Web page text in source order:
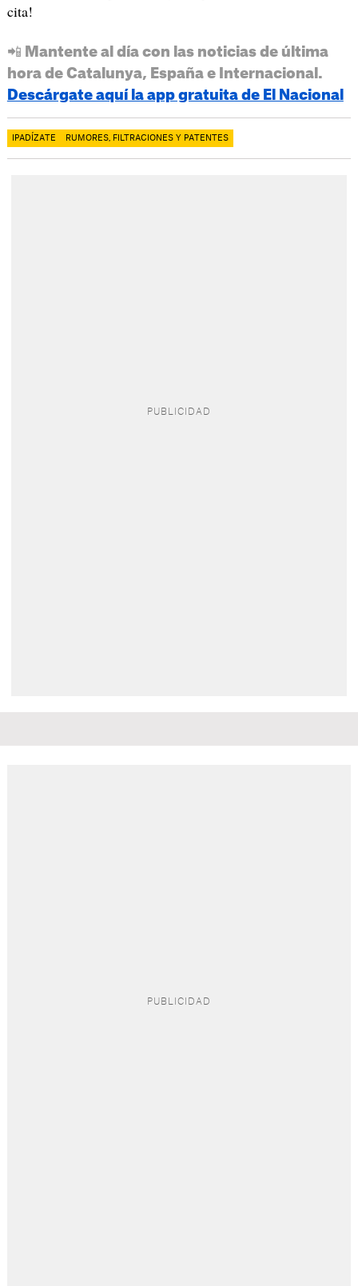
cita!
📲 Mantente al día con las noticias de última
hora de Catalunya, España e Internacional.
Descárgate aquí la app gratuita de El Nacional
IPADÍZATE RUMORES, FILTRACIONES Y PATENTES